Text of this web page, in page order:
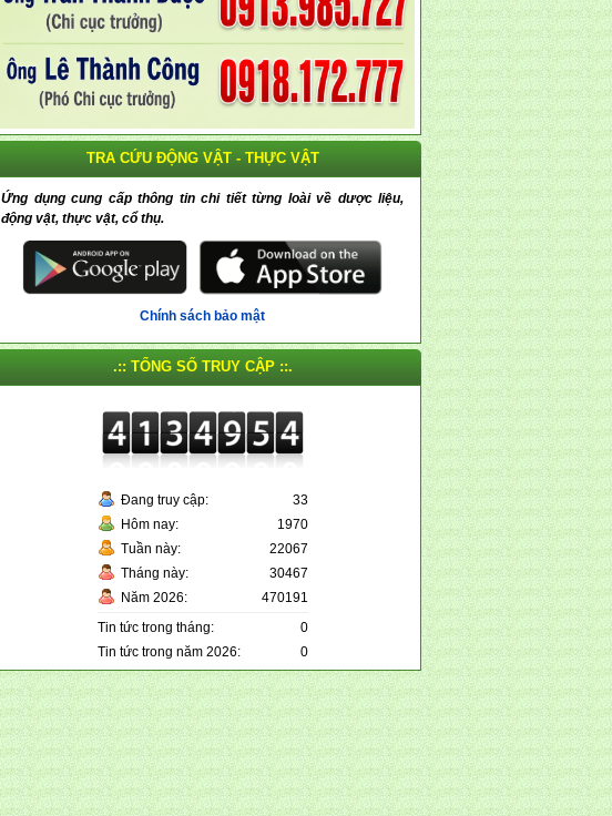
TRA CỨU ĐỘNG VẬT - THỰC VẬT
Ứng dụng cung cấp thông tin chi tiết từng loài về dược liệu,
động vật, thực vật, cổ thụ.
Chính sách bảo mật
.:: TỔNG SỐ TRUY CẬP ::.
Đang truy cập:
33
Hôm nay:
1970
Tuần này:
22067
Tháng này:
30467
Năm 2026:
470191
Tin tức trong tháng:
0
Tin tức trong năm 2026:
0